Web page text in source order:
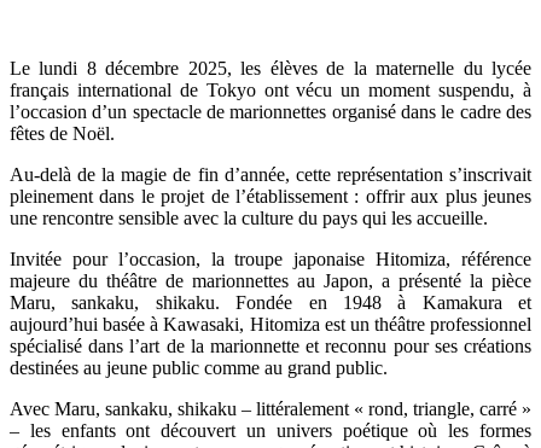
Le lundi 8 décembre 2025, les élèves de la maternelle du lycée
français international de Tokyo ont vécu un moment suspendu, à
l’occasion d’un spectacle de marionnettes organisé dans le cadre des
fêtes de Noël.
Au-delà de la magie de fin d’année, cette représentation s’inscrivait
pleinement dans le projet de l’établissement : offrir aux plus jeunes
une rencontre sensible avec la culture du pays qui les accueille.
Invitée pour l’occasion, la troupe japonaise Hitomiza, référence
majeure du théâtre de marionnettes au Japon, a présenté la pièce
Maru, sankaku, shikaku. Fondée en 1948 à Kamakura et
aujourd’hui basée à Kawasaki, Hitomiza est un théâtre professionnel
spécialisé dans l’art de la marionnette et reconnu pour ses créations
destinées au jeune public comme au grand public.
Avec Maru, sankaku, shikaku – littéralement « rond, triangle, carré »
– les enfants ont découvert un univers poétique où les formes